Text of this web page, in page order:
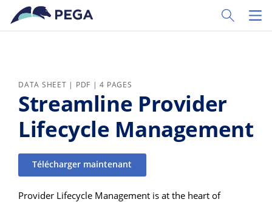
Passer directement au contenu principal
Toggle
DATA SHEET | PDF | 4 PAGES
Streamline Provider
Lifecycle Management
Télécharger maintenant
Provider Lifecycle Management is at the heart of